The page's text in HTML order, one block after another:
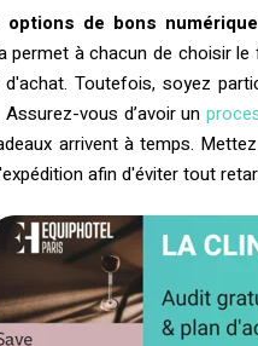
options de bons
permet à chacun de choisir
d'achat. Toutefois, soyez
Assurez-vous d’avoir un
arrivent à temps.
afin d'éviter tout